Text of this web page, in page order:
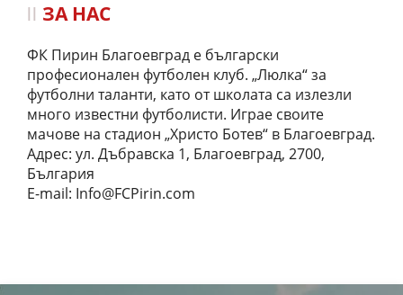
ЗА НАС
ФК Пирин Благоевград е български
професионален футболен клуб. „Люлка“ за
футболни таланти, като от школата са излезли
много известни футболисти. Играе своите
мачове на стадион „Христо Ботев“ в Благоевград.
Адрес: ул. Дъбравска 1, Благоевград, 2700,
България
E-mail: Info@FCPirin.com